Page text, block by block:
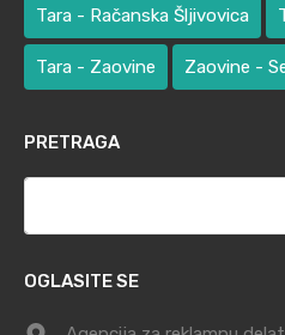
Tara - Račanska Šljivovica
Tara - Zaovine Zaovine -
PRETRAGA
OGLASITE SE